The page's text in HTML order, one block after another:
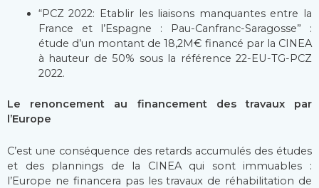
“PCZ 2022: Etablir les liaisons manquantes entre la
France et l’Espagne : Pau-Canfranc-Saragosse” :
étude d’un montant de 18,2M€ financé par la CINEA
à hauteur de 50% sous la référence 22-EU-TG-PCZ
2022.
Le renoncement au financement des travaux par
l’Europe
C’est une conséquence des retards accumulés des études
et des plannings de la CINEA qui sont immuables :
l’Europe ne financera pas les travaux de réhabilitation de